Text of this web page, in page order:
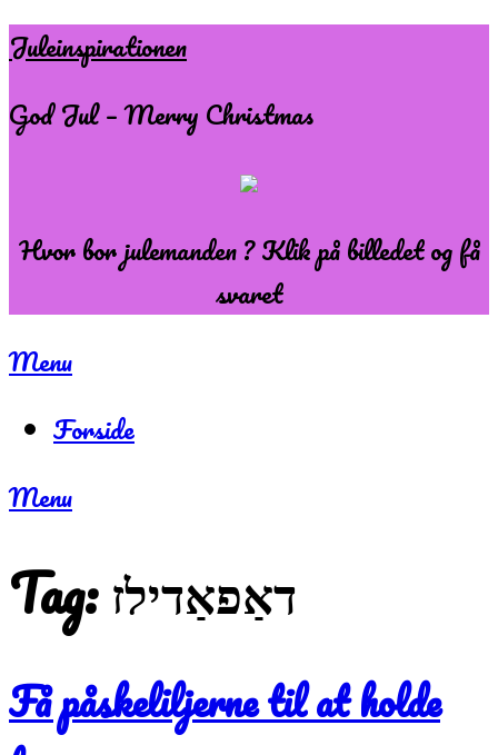
Skip
content
Juleinspirationen
God Jul – Merry Christmas
Hvor bor julemanden ? Klik på billedet og få
svaret
Menu
Forside
Menu
Tag:דאַפאַדילז
Få påskeliljerne til at holde